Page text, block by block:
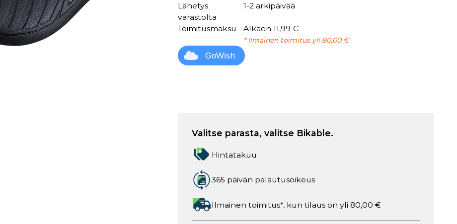
Lähetys
varastolta
1-2 arkipäivää
Toimitusmaksu Alkaen 11,99 €
* Ilmainen toimitus yli 80,00 €
GoWish
Valitse parasta, valitse Bikable.
Hintatakuu
365 päivän palautusoikeus
Ilmainen toimitus*, kun tilaus on yli 80,00 €